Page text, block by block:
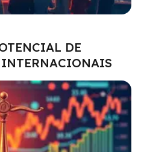
DE
INTERNACIONAIS